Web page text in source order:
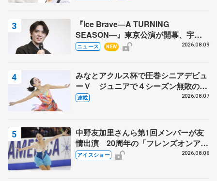
『Ice Brave―A TURNING
SEASON―』東京公演が開幕、宇野
昌磨の『Ice Brave』にかける思いを
ニュース NEW 2026.08.09
みなとアクルス杯で圧巻シニアデビュ
ーＶ ジュニアで４シーズン無敗の島
田麻央
連載 2026.08.07
中野友加里さんら第1回メンバーが友
情出演 20周年の「フレンズオンアイ
ス」 宮本賢二さん、有川梨絵さん、
アイスショー 2026.08.06